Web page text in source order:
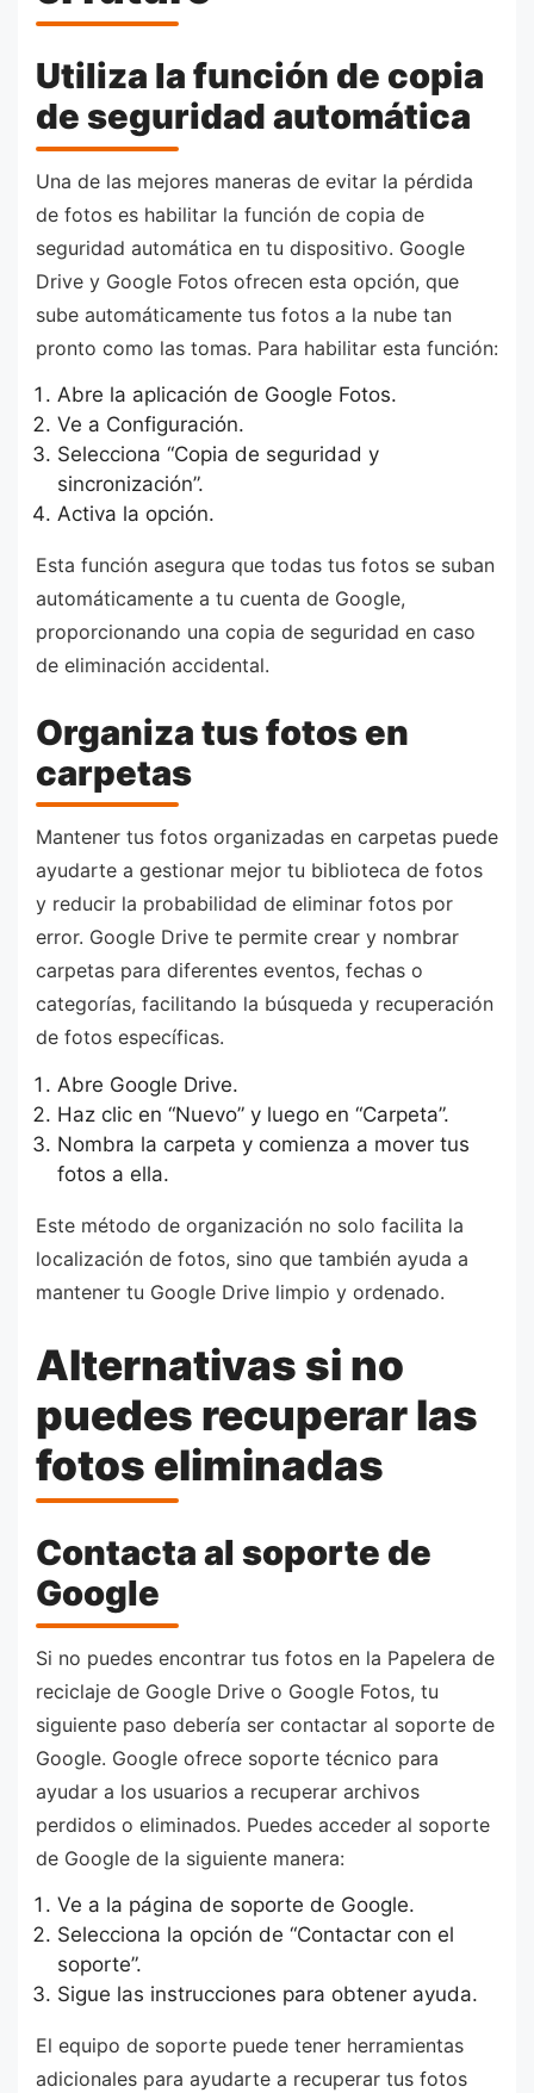
Utiliza la función de copia
de seguridad automática
Una de las mejores maneras de evitar la pérdida
de fotos es habilitar la función de copia de
seguridad automática en tu dispositivo. Google
Drive y Google Fotos ofrecen esta opción, que
sube automáticamente tus fotos a la nube tan
pronto como las tomas. Para habilitar esta función:
Abre la aplicación de Google Fotos.
Ve a Configuración.
Selecciona “Copia de seguridad y
sincronización”.
Activa la opción.
Esta función asegura que todas tus fotos se suban
automáticamente a tu cuenta de Google,
proporcionando una copia de seguridad en caso
de eliminación accidental.
Organiza tus fotos en
carpetas
Mantener tus fotos organizadas en carpetas puede
ayudarte a gestionar mejor tu biblioteca de fotos
y reducir la probabilidad de eliminar fotos por
error. Google Drive te permite crear y nombrar
carpetas para diferentes eventos, fechas o
categorías, facilitando la búsqueda y recuperación
de fotos específicas.
Abre Google Drive.
Haz clic en “Nuevo” y luego en “Carpeta”.
Nombra la carpeta y comienza a mover tus
fotos a ella.
Este método de organización no solo facilita la
localización de fotos, sino que también ayuda a
mantener tu Google Drive limpio y ordenado.
Alternativas si no
puedes recuperar las
fotos eliminadas
Contacta al soporte de
Google
Si no puedes encontrar tus fotos en la Papelera de
reciclaje de Google Drive o Google Fotos, tu
siguiente paso debería ser contactar al soporte de
Google. Google ofrece soporte técnico para
ayudar a los usuarios a recuperar archivos
perdidos o eliminados. Puedes acceder al soporte
de Google de la siguiente manera:
Ve a la página de soporte de Google.
Selecciona la opción de “Contactar con el
soporte”.
Sigue las instrucciones para obtener ayuda.
El equipo de soporte puede tener herramientas
adicionales para ayudarte a recuperar tus fotos